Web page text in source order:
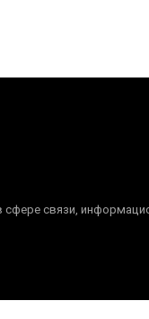
связи,